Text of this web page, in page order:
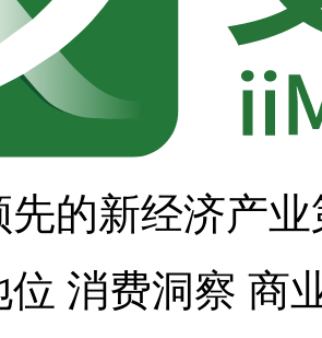
先的新经济产
位 消费洞察 商